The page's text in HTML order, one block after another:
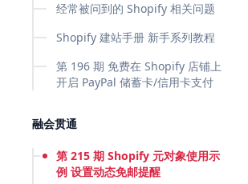
经常被问到的 Shopify 相关问题
Shopify 建站手册 新手系列教程
第 196 期 免费在 Shopify 店铺上
开启 PayPal 储蓄卡/信用卡支付
融会贯通
第 215 期 Shopify 元对象使用示
例 设置动态免邮提醒